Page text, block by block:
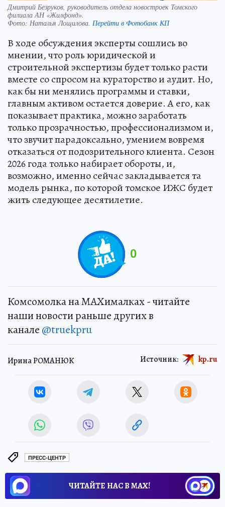
Дмитрий Безруков, руководитель отдела новостроек Томского
филиала АН «Жилфонд».
Фото: Наталья Лощилова. Перейти в Фотобанк КП
В ходе обсуждения эксперты сошлись во
мнении, что роль юридической и
строительной экспертизы будет только расти
вместе со спросом на кураторство и аудит. Но,
как бы ни менялись программы и ставки,
главным активом остается доверие. А его, как
показывает практика, можно заработать
только прозрачностью, профессионализмом и,
что звучит парадоксально, умением вовремя
отказаться от подозрительного клиента. Сезон
2026 года только набирает обороты, и,
возможно, именно сейчас закладывается та
модель рынка, по которой томское ИЖС будет
жить следующее десятилетие.
0
Комсомолка на MAXималках - читайте
наши новости раньше других в
канале @truekpru
Ирина РОМАНЮК Источник: kp.ru
ПРЕСС-ЦЕНТР
ЧИТАЙТЕ НАС В МАХ!